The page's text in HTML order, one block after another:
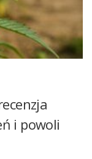
i powoli